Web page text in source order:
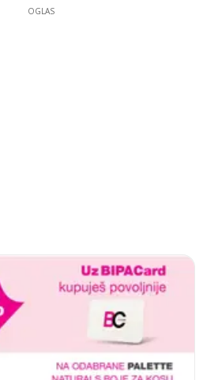
OGLAS